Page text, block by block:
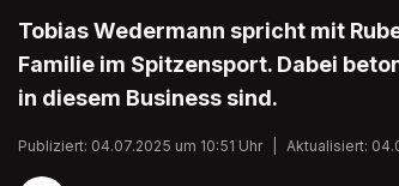
Tobias Wedermann spricht mit
Familie im Spitzensport. Dabei
in diesem Business sind.
Publiziert: 04.07.2025 um 10:51 Uhr Aktualisiert: